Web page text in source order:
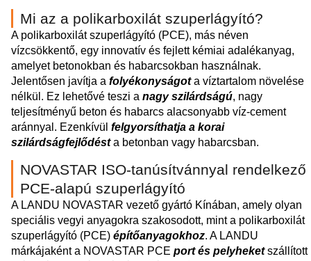
Mi az a polikarboxilát szuperlágyító?
A polikarboxilát szuperlágyító (PCE), más néven
vízcsökkentő, egy innovatív és fejlett kémiai adalékanyag,
amelyet betonokban és habarcsokban használnak.
Jelentősen javítja a folyékonyságot a víztartalom növelése
nélkül. Ez lehetővé teszi a nagy szilárdságú, nagy
teljesítményű beton és habarcs alacsonyabb víz-cement
aránnyal. Ezenkívül felgyorsíthatja a korai
szilárdságfejlődésta betonban vagy habarcsban.
NOVASTAR ISO-tanúsítvánnyal rendelkező
PCE-alapú szuperlágyító
A LANDU NOVASTAR vezető gyártó Kínában, amely olyan
speciális vegyi anyagokra szakosodott, mint a polikarboxilát
szuperlágyító (PCE) építőanyagokhoz. A LANDU
márkájaként a NOVASTAR PCE port és pelyheketszállított